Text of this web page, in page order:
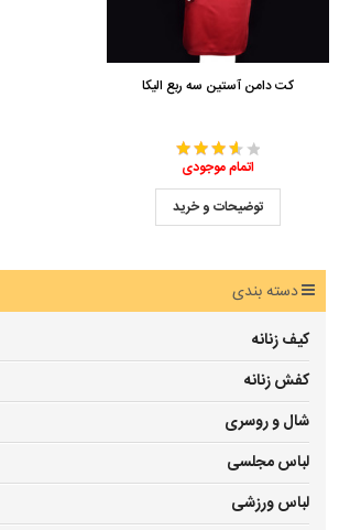
کت دامن آستین سه ربع الیکا
اتمام موجودی
توضیحات و خرید
دسته بندی
کیف زنانه
کفش زنانه
شال و روسری
لباس مجلسی
لباس ورزشی